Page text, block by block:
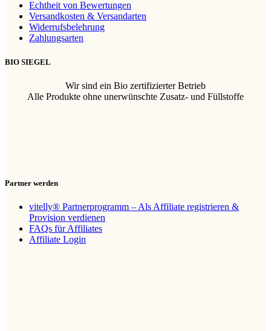
Echtheit von Bewertungen
Versandkosten & Versandarten
Widerrufsbelehrung
Zahlungsarten
BIO SIEGEL
Wir sind ein Bio zertifizierter Betrieb
Alle Produkte ohne unerwünschte Zusatz- und Füllstoffe
Partner werden
vitelly® Partnerprogramm – Als Affiliate registrieren &
Provision verdienen
FAQs für Affiliates
Affiliate Login